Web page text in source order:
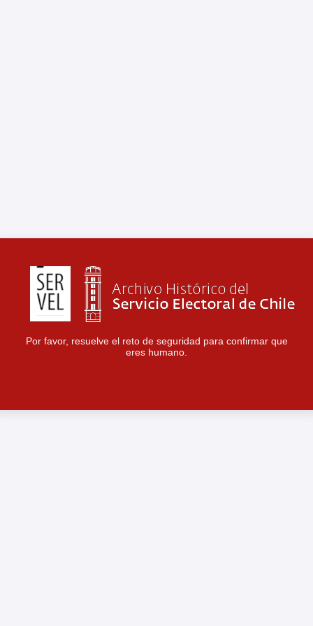
Por favor, resuelve el reto de seguridad para confirmar que
eres humano.